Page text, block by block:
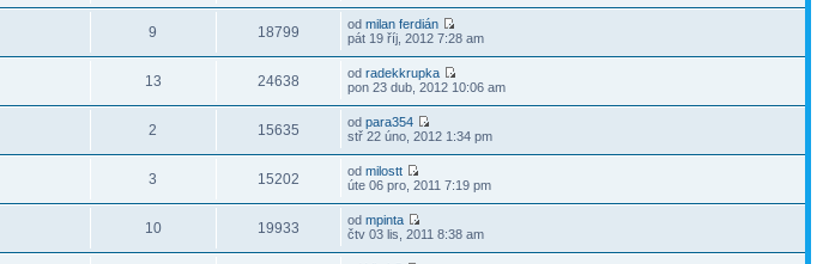
9 18799 odmilan ferdián
pát 19 říj, 2012 7:28 am
13 24638 odradekkrupka
pon 23 dub, 2012 10:06 am
2 15635 odpara354
stř 22 úno, 2012 1:34 pm
3 15202 odmilostt
úte 06 pro, 2011 7:19 pm
10 19933 odmpinta
čtv 03 lis, 2011 8:38 am